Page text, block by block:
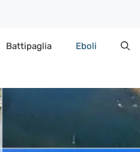
Battipaglia Eboli